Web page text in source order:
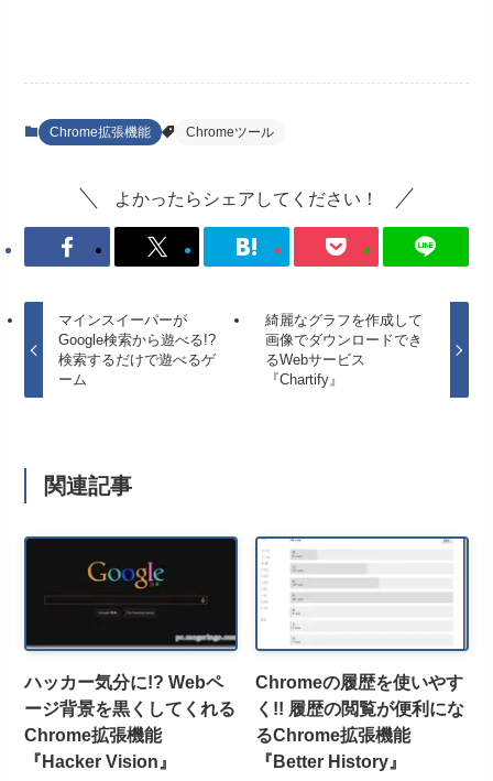
Chrome拡張機能 Chromeツール
よかったらシェアしてください！
マインスイーパーが
Google検索から遊べる!?
検索するだけで遊べるゲ
ーム
綺麗なグラフを作成して
画像でダウンロードでき
るWebサービス
『Chartify』
関連記事
ハッカー気分に!? Webペ
ージ背景を黒くしてくれる
Chrome拡張機能
『Hacker Vision』
Chromeの履歴を使いやす
く!! 履歴の閲覧が便利にな
るChrome拡張機能
『Better History』